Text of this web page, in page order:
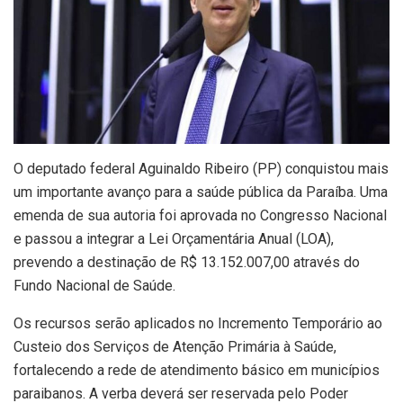
O deputado federal Aguinaldo Ribeiro (PP) conquistou mais
um importante avanço para a saúde pública da Paraíba. Uma
emenda de sua autoria foi aprovada no Congresso Nacional
e passou a integrar a Lei Orçamentária Anual (LOA),
prevendo a destinação de R$ 13.152.007,00 através do
Fundo Nacional de Saúde.
Os recursos serão aplicados no Incremento Temporário ao
Custeio dos Serviços de Atenção Primária à Saúde,
fortalecendo a rede de atendimento básico em municípios
paraibanos. A verba deverá ser reservada pelo Poder